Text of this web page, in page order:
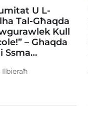
U L-
Tal-Għaqda
Kull
– Ghaqda
Ssma…
Ilbieraħ